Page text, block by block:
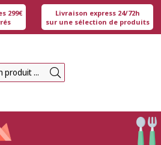
299€
Livraison express 24/72h
sur une sélection de produits